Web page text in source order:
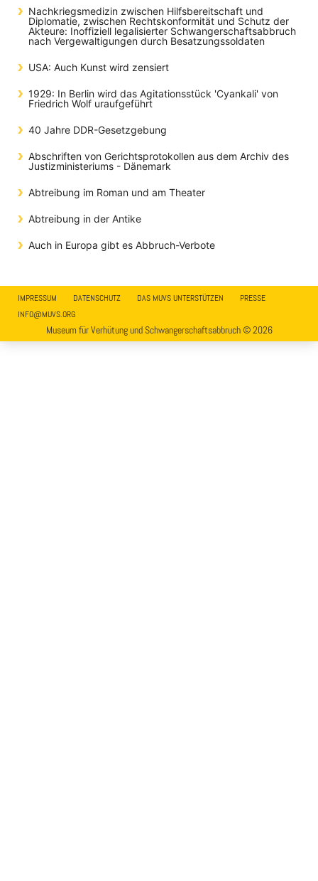
Nachkriegsmedizin zwischen Hilfsbereitschaft und
Diplomatie, zwischen Rechtskonformität und Schutz der
Akteure: Inoffiziell legalisierter Schwangerschaftsabbruch
nach Vergewaltigungen durch Besatzungssoldaten
USA: Auch Kunst wird zensiert
1929: In Berlin wird das Agitationsstück 'Cyankali' von
Friedrich Wolf uraufgeführt
40 Jahre DDR-Gesetzgebung
Abschriften von Gerichtsprotokollen aus dem Archiv des
Justizministeriums - Dänemark
Abtreibung im Roman und am Theater
Abtreibung in der Antike
Auch in Europa gibt es Abbruch-Verbote
IMPRESSUM DATENSCHUTZ DAS MUVS UNTERSTÜTZEN
PRESSE
INFO@MUVS.ORG
Museum für Verhütung und Schwangerschaftsabbruch © 2026